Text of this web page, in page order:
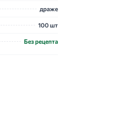
драже
100 шт
Без рецепта